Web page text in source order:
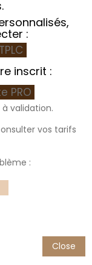
ingrédients 40L
:
inscrit :
PRO
validation.
vos tarifs
:
Close